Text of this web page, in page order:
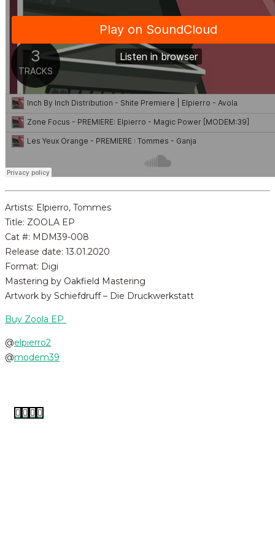
Artists: Elpierro, Tommes
Title: ZOOLA EP
Cat #: MDM39-008
Release date: 13.01.2020
Format: Digi
Mastering by Oakfield Mastering
Artwork by Schiefdruff – Die Druckwerkstatt
Buy Zoola EP
@elpierro2
@modem39